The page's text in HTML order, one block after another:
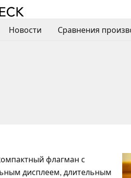
Новости Сравнения
флагман с
дисплеем, длительным